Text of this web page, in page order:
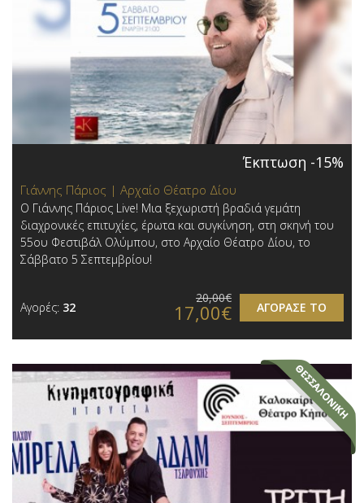
Έκπτωση -15%
Γιάννης Πάριος | Αρχαίο Θέατρο Δίου
Ο Γιάννης Πάριος Live! Μια ξεχωριστή βραδιά γεμάτη
διαχρονικές επιτυχίες, έρωτα και συγκίνηση, στη σκηνή του
55ου Φεστιβάλ Ολύμπου, στο Αρχαίο Θέατρο Δίου, το
Σάββατο 5 Σεπτεμβρίου!
Αγορές: 32 ΑΓΟΡΑΣΕ ΤΟ
20,00€
17,00€